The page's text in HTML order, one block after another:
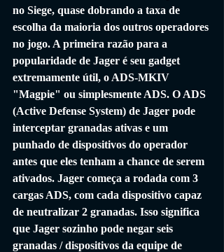
no Siege, quase dobrando a taxa de
escolha da maioria dos outros operadores
no jogo. A primeira razão para a
popularidade de Jager é seu gadget
extremamente útil, o ADS-MKIV
"Magpie" ou simplesmente ADS. O ADS
(Active Defense System) de Jager pode
interceptar granadas ativas e um
punhado de dispositivos do operador
antes que eles tenham a chance de serem
ativados. Jager começa a rodada com 3
cargas ADS, com cada dispositivo capaz
de neutralizar 2 granadas. Isso significa
que Jager sozinho pode negar seis
granadas / dispositivos da equipe de